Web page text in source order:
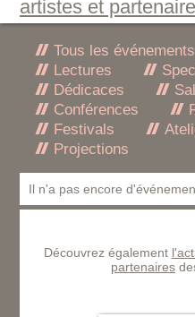
artistes et
Tous les événements
Lectures
Dédicaces
Conférences
Festivals
Projections
Il n'a pas encore
Découvrez également
partenaires